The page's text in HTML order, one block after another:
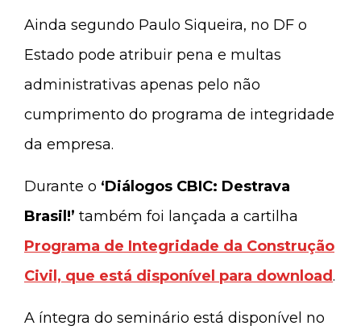
Ainda segundo Paulo Siqueira, no DF o
Estado pode atribuir pena e multas
administrativas apenas pelo não
cumprimento do programa de integridade
da empresa.
Durante o ‘Diálogos CBIC: Destrava
Brasil!’ também foi lançada a cartilha
Programa de Integridade da Construção
Civil, que está disponível para download.
A íntegra do seminário está disponível no